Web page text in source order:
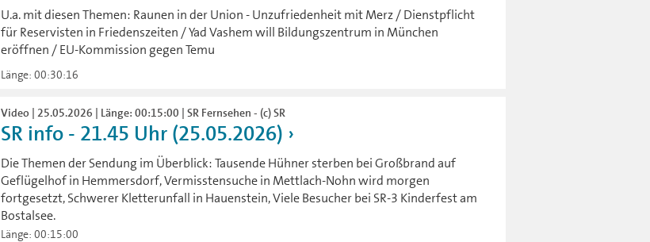
U.a. mit diesen Themen: Raunen in der Union - Unzufriedenheit mit Merz / Dienstpflicht
für Reservisten in Friedenszeiten / Yad Vashem will Bildungszentrum in München
eröffnen / EU-Kommission gegen Temu
Länge: 00:30:16
Video | 25.05.2026 | Länge: 00:15:00 | SR Fernsehen - (c) SR
SR info - 21.45 Uhr (25.05.2026)
Die Themen der Sendung im Überblick: Tausende Hühner sterben bei Großbrand auf
Geflügelhof in Hemmersdorf, Vermisstensuche in Mettlach-Nohn wird morgen
fortgesetzt, Schwerer Kletterunfall in Hauenstein, Viele Besucher bei SR-3 Kinderfest am
Bostalsee.
Länge: 00:15:00